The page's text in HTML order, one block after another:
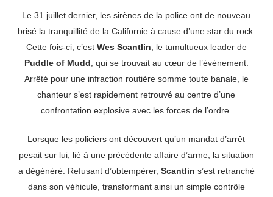
Le 31 juillet dernier, les sirènes de la police ont de nouveau
brisé la tranquillité de la Californie à cause d’une star du rock.
Cette fois-ci, c’est Wes Scantlin , le tumultueux leader de
Puddle of Mudd , qui se trouvait au cœur de l’événement.
Arrêté pour une infraction routière somme toute banale, le
chanteur s’est rapidement retrouvé au centre d’une
confrontation explosive avec les forces de l’ordre.
Lorsque les policiers ont découvert qu’un mandat d’arrêt
pesait sur lui, lié à une précédente affaire d’arme, la situation
a dégénéré. Refusant d’obtempérer, Scantlin s’est retranché
dans son véhicule, transformant ainsi un simple contrôle